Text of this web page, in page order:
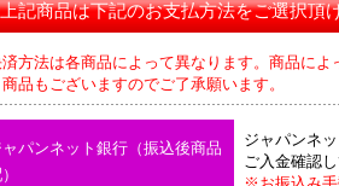
記商品は下記のお支払方法をご選択頂
方法は各商品によって異なります。商品に
もございますのでご了承願います。
ャパンネット銀行（振込後商品
ジャパンネ
ご入金確認